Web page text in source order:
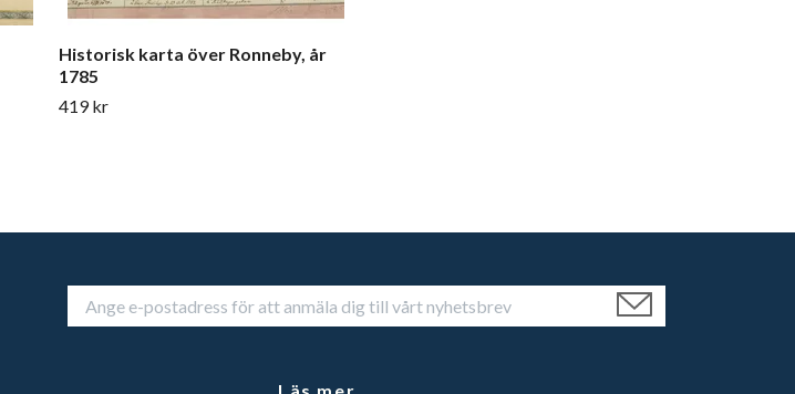
Historisk karta över Ronneby, år
1785
419 kr